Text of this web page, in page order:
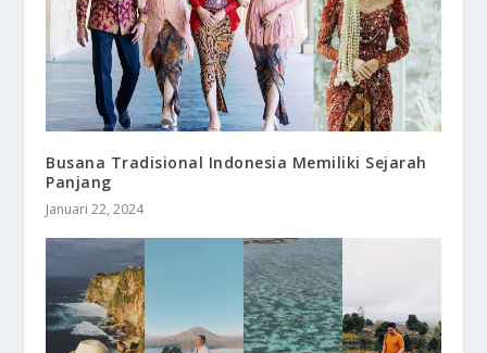
Busana Tradisional Indonesia Memiliki Sejarah
Panjang
Januari 22, 2024